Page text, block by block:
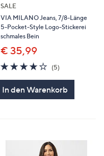
SALE
VIA MILANO Jeans, 7/8-Länge
5-Pocket-Style Logo-Stickerei
schmales Bein
€ 35,99
4.2
von
(5)5
In den Warenkorb